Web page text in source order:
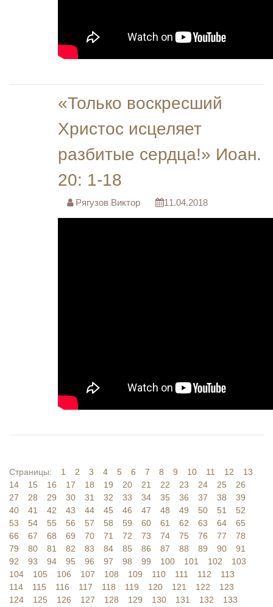
«Только воскресший
Христос исцеляет
разбитые сердца!» Иоан.
20: 1-18
Рягузов Виктор 11.04.2018
Страницы: 1 2 3 4 5 6 7 8 9 10 11 12
13
14
15 16 17 18 19 20 21 22 23 24 25
26
27
28 29 30 31 32 33 34 35 36 37 38
39
40
41 42 43 44 45 46 47 48 49 50 51
52
53
54 55 56 57 58 59 60 61 62 63 64
65
66
67 68 69 70 71 72 73 74 75 76 77
78
79
80 81 82 83 84 85 86 87 88 89 90
91
92
93 94 95 96 97 98 99 100 101 102
103
104
105 106 107 108 109 110 111 112
113
114
115 116 117 118 119 120 121 122
123
124
125 126 127 128 129 130 131 132
133